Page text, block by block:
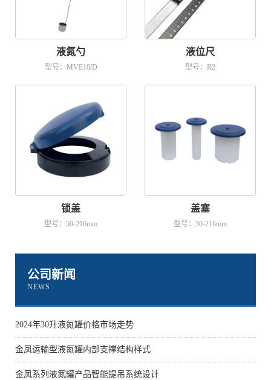
液氮勺
型号：MVE10/D
液位尺
型号：R2
锁盖
型号：50-216mm
盖塞
型号：30-216mm
公司新闻
NEWS
2024年30升液氮罐价格市场走势
金凤运输型液氮罐内部支撑结构样式
金凤系列液氮罐产品智能提吊系统设计